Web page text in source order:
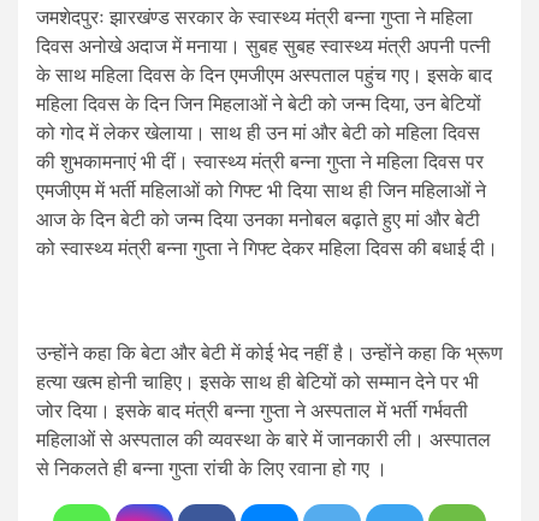
जमशेदपुरः झारखंण्ड सरकार के स्वास्थ्य मंत्री बन्ना गुप्ता ने महिला
दिवस अनोखे अदाज में मनाया। सुबह सुबह स्वास्थ्य मंत्री अपनी पत्नी
के साथ महिला दिवस के दिन एमजीएम अस्पताल पहुंच गए। इसके बाद
महिला दिवस के दिन जिन मिहलाओं ने बेटी को जन्म दिया, उन बेटियों
को गोद में लेकर खेलाया। साथ ही उन मां और बेटी को महिला दिवस
की शुभकामनाएं भी दीं। स्वास्थ्य मंत्री बन्ना गुप्ता ने महिला दिवस पर
एमजीएम में भर्ती महिलाओं को गिफ्ट भी दिया साथ ही जिन महिलाओं ने
आज के दिन बेटी को जन्म दिया उनका मनोबल बढ़ाते हुए मां और बेटी
को स्वास्थ्य मंत्री बन्ना गुप्ता ने गिफ्ट देकर महिला दिवस की बधाई दी।
उन्होंने कहा कि बेटा और बेटी में कोई भेद नहीं है। उन्होंने कहा कि भ्रूण
हत्या खत्म होनी चाहिए। इसके साथ ही बेटियों को सम्मान देने पर भी
जोर दिया। इसके बाद मंत्री बन्ना गुप्ता ने अस्पताल में भर्ती गर्भवती
महिलाओं से अस्पताल की व्यवस्था के बारे में जानकारी ली। अस्पातल
से निकलते ही बन्ना गुप्ता रांची के लिए रवाना हो गए ।